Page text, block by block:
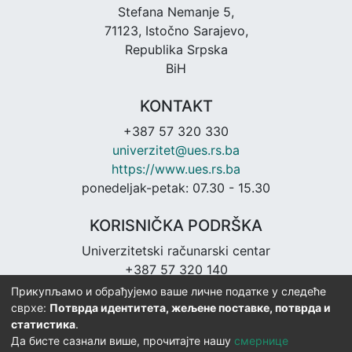
Stefana Nemanje 5,
71123, Istočno Sarajevo,
Republika Srpska
BiH
KONTAKT
+387 57 320 330
univerzitet@ues.rs.ba
https://www.ues.rs.ba
ponedeljak-petak: 07.30 - 15.30
KORISNIČKA PODRŠKA
Univerzitetski računarski centar
+387 57 320 140
urc@ues.rs.ba
https://urc.ues.rs.ba
Прикупљамо и обрађујемо ваше личне податке у следеће
сврхе: Потврда идентитета, жељене поставке, потврда и
статистика.
Да бисте сазнали више, прочитајте нашу смернице